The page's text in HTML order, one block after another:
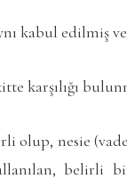
kabul edilmiş ve
karşılığı
olup, nesie
belirli